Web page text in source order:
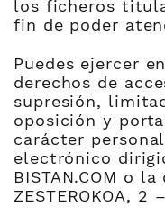
los ficheros
fin de poder
Puedes ejercer
derechos de
supresión,
oposición y
carácter
electrónico
BISTAN.COM o
ZESTEROKOA, 2